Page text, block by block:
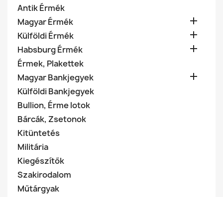
Antik Érmék
Magyar Érmék

Külföldi Érmék 
Habsburg Érmék 
Érmek, Plakettek
Magyar Bankjegyek

Külföldi Bankjegyek
Bullion, Érme lotok
Bárcák, Zsetonok
Kitüntetés
Militária
Kiegészítők
Szakirodalom
Műtárgyak